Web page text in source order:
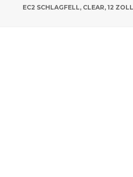
EC2 SCHLAGFELL, CLEAR, 12 ZOLL